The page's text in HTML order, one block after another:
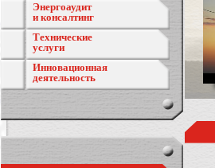
Энергоаудит
и консалтинг
Технические
услуги
Инновационная
деятельность